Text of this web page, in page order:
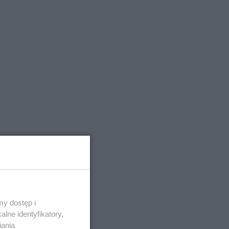
dostęp i
identyfikatory,